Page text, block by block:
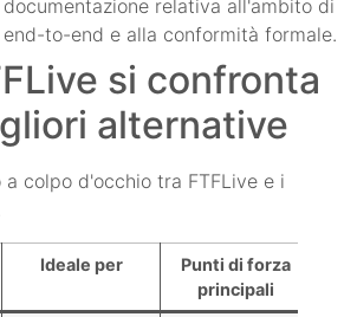
relativa all'ambito di
to-end e alla conformità formale.
si confronta
alternative
colpo d'occhio tra FTFLive e i
Ideale per
Punti di forza
principali